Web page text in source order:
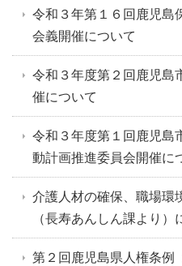
令和３年第１６回鹿児島
会義開催について
令和３年度第２回鹿児島
催について
令和３年度第１回鹿児島
動計画推進委員会開催に
介護人材の確保、職場環
（長寿あんしん課より）
第２回鹿児島県人権条例